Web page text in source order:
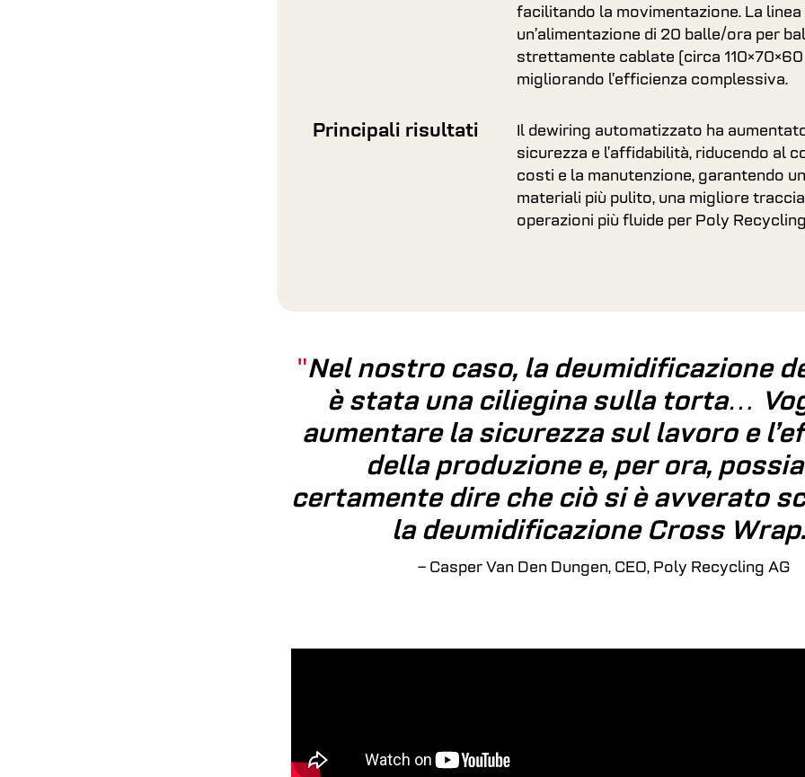
facilitando la movimentazione. La linea
un’alimentazione di 20 balle/ora per
strettamente cablate (circa 110×70×60
migliorando l’efficienza complessiva.
Principali risultati
Il dewiring automatizzato ha
sicurezza e l’affidabilità, riducendo al
costi e la manutenzione, garantendo
materiali più pulito, una migliore
operazioni più fluide per Poly
Nel nostro caso, la deumidificazione
è stata una ciliegina sulla torta…
aumentare la sicurezza sul lavoro e
della produzione e, per ora,
certamente dire che ciò si è avverato
la deumidificazione Cross Wrap.
– Casper Van Den Dungen, CEO, Poly Recycling AG